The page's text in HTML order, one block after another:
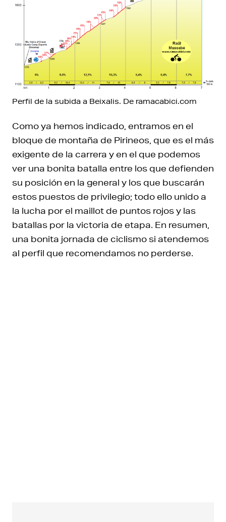
Perfil de la subida a Beixalis. De ramacabici.com
Como ya hemos indicado, entramos en el
bloque de montaña de Pirineos, que es el más
exigente de la carrera y en el que podemos
ver una bonita batalla entre los que defienden
su posición en la general y los que buscarán
estos puestos de privilegio; todo ello unido a
la lucha por el maillot de puntos rojos y las
batallas por la victoria de etapa. En resumen,
una bonita jornada de ciclismo si atendemos
al perfil que recomendamos no perderse.